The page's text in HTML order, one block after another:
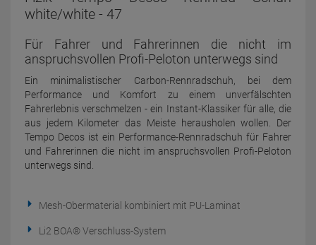
white/white - 47
Für Fahrer und Fahrerinnen die nicht im
anspruchsvollen Profi-Peloton unterwegs sind
Ein minimalistischer Carbon-Rennradschuh, bei dem
Performance und Komfort zu einem unverfälschten
Fahrerlebnis verschmelzen - ein Instant-Klassiker für alle, die
aus jedem Kilometer das Meiste herausholen wollen. Der
Tempo Decos ist ein Performance-Rennradschuh für Fahrer
und Fahrerinnen die nicht im anspruchsvollen Profi-Peloton
unterwegs sind.
Mesh-Obermaterial kombiniert mit PU-Laminat
Li2 BOA® Verschluss-System